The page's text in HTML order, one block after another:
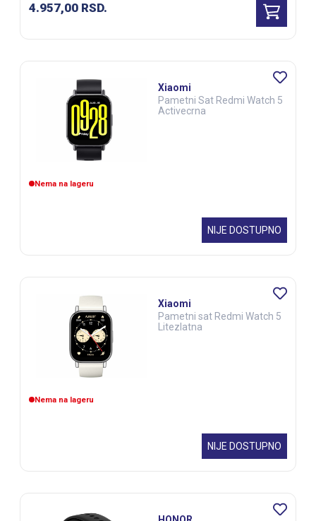
4.957,00 RSD.
Nema na lageru
Xiaomi
Pametni Sat Redmi Watch 5
Activecrna
NIJE DOSTUPNO
Nema na lageru
Xiaomi
Pametni sat Redmi Watch 5
Litezlatna
NIJE DOSTUPNO